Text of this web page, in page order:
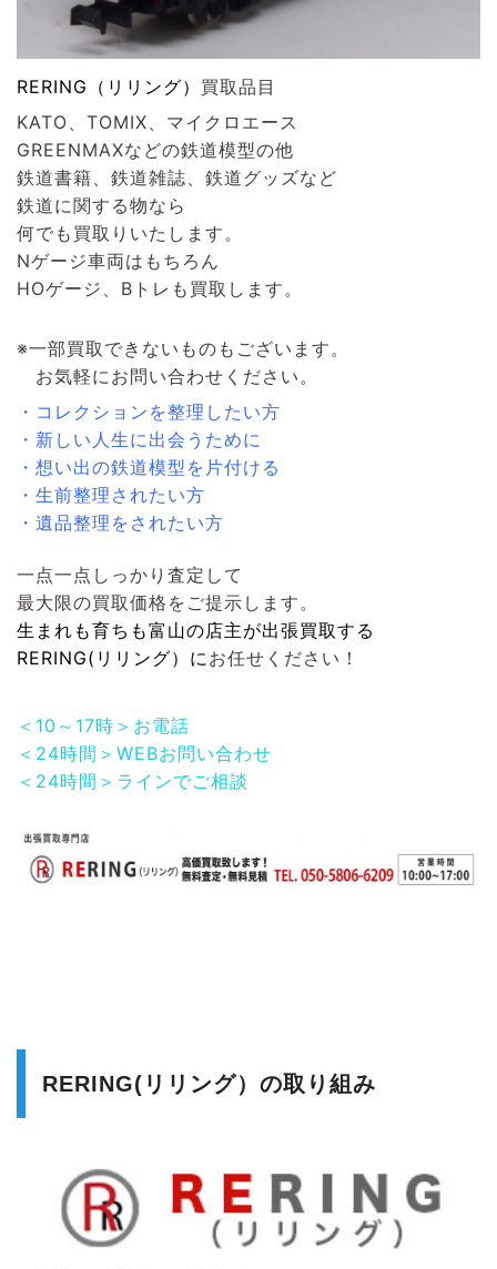
RERING（リリング） 買取品目
KATO、TOMIX、マイクロエース
GREENMAXなどの鉄道模型の他
鉄道書籍、鉄道雑誌、鉄道グッズなど
鉄道に関する物なら
何でも買取りいたします。
Nゲージ車両はもちろん
HOゲージ、Bトレも買取します。
※一部買取できないものもございます。
お気軽にお問い合わせください。
・コレクションを整理したい方
・新しい人生に出会うために
・想い出の鉄道模型を片付ける
・生前整理されたい方
・遺品整理をされたい方
一点一点しっかり査定して
最大限の買取価格をご提示します。
生まれも育ちも富山の店主が出張買取する
RERING(リリング） にお任せください！
＜10～17時＞お電話
＜24時間＞WEBお問い合わせ
＜24時間＞ラインでご相談
RERING(リリング）の取り組み